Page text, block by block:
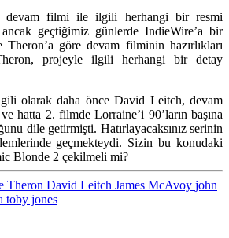
devam filmi ile ilgili herhangi bir resmi
geçtiğimiz günlerde IndieWire’a bir
Theron’a göre devam filminin hazırlıkları
projeyle ilgili herhangi bir detay
olarak daha önce David Leitch, devam
hatta 2. filmde Lorraine’i 90’ların başına
dile getirmişti. Hatırlayacaksınız serinin
geçmekteydi. Sizin bu konudaki
Blonde 2 çekilmeli mi?
Theron David Leitch James McAvoy john
toby jones